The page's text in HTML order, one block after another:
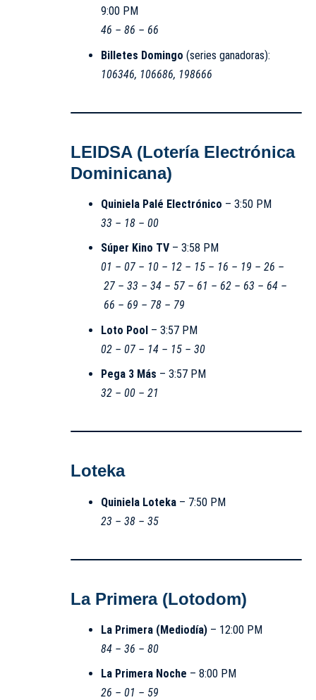
9:00 PM
46 – 86 – 66
Billetes Domingo (series ganadoras):
106346, 106686, 198666
LEIDSA (Lotería Electrónica
Dominicana)
Quiniela Palé Electrónico – 3:50 PM
33 – 18 – 00
Súper Kino TV– 3:58 PM
01 – 07 – 10 – 12 – 15 – 16 – 19 – 26 –
27 – 33 – 34 – 57 – 61 – 62 – 63 – 64 –
66 – 69 – 78 – 79
Loto Pool– 3:57 PM
02 – 07 – 14 – 15 – 30
Pega 3 Más – 3:57 PM
32 – 00 – 21
Loteka
Quiniela Loteka– 7:50 PM
23 – 38 – 35
La Primera (Lotodom)
La Primera (Mediodía)– 12:00 PM
84 – 36 – 80
La Primera Noche – 8:00 PM
26 – 01 – 59